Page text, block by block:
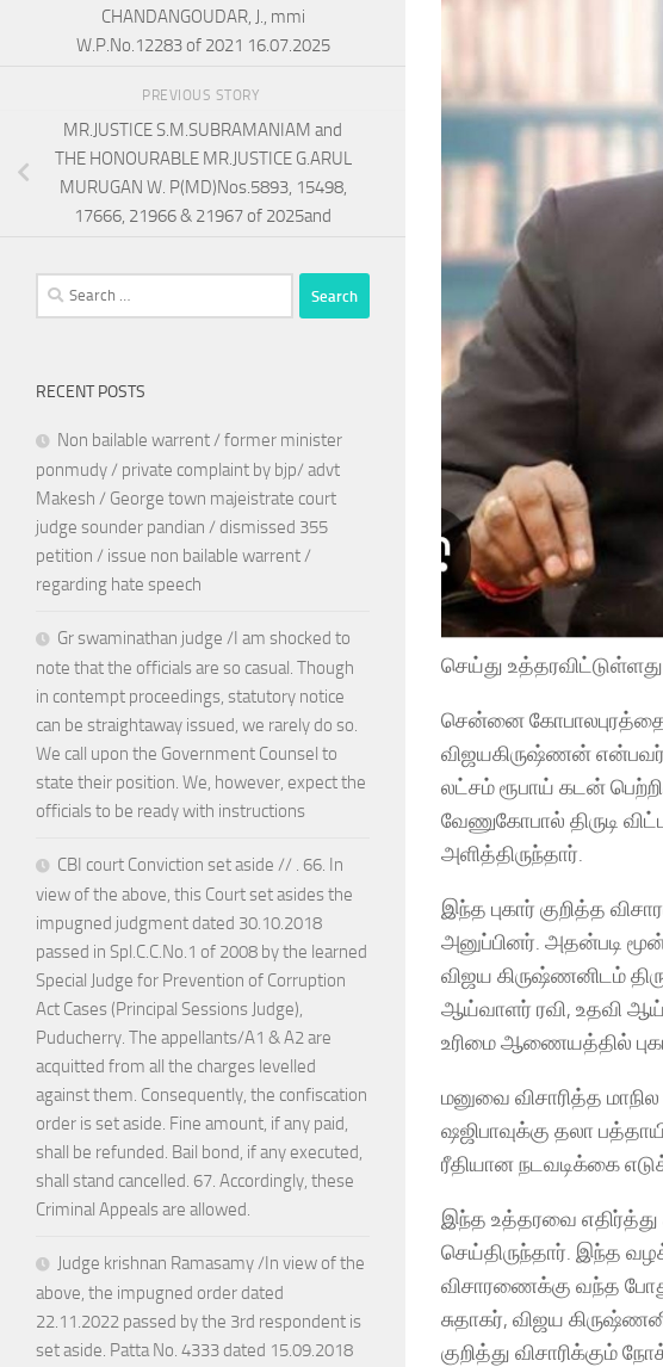
செய்து
சென்னை
விஜயகிருஷ்ணன்
லட்சம் ரூபாய் கடன்
வேணுகோபால் திருடி
அளித்திருந்தார்.
இந்த புகார் குறித்த
அனுப்பினர். அதன்படி
விஜய கிருஷ்ணனிடம்
ஆய்வாளர் ரவி, உதவி
உரிமை ஆணையத்தில்
மனுவை விசாரித்த
ஷஜிபாவுக்கு தலா
ரீதியான நடவடிக்கை
இந்த உத்தரவை
செய்திருந்தார். இந்த
விசாரணைக்கு வந்த
சுதாகர், விஜய
குறித்து விசாரிக்கும்
CHANDANGOUDAR, J., mmi
W.P.No.12283 of 2021 16.07.2025
PREVIOUS STORY
MR.JUSTICE S.M.SUBRAMANIAM and
THE HONOURABLE MR.JUSTICE G.ARUL
MURUGAN W. P(MD)Nos.5893, 15498,
17666, 21966 & 21967 of 2025and
Search
for:
RECENT POSTS
Non bailable warrent / former minister
ponmudy / private complaint by bjp/ advt
Makesh / George town majeistrate court
judge sounder pandian / dismissed 355
petition / issue non bailable warrent /
regarding hate speech
Gr swaminathan judge /I am shocked to
note that the officials are so casual. Though
in contempt proceedings, statutory notice
can be straightaway issued, we rarely do so.
We call upon the Government Counsel to
state their position. We, however, expect the
officials to be ready with instructions
CBI court Conviction set aside // . 66. In
view of the above, this Court set asides the
impugned judgment dated 30.10.2018
passed in Spl.C.C.No.1 of 2008 by the learned
Special Judge for Prevention of Corruption
Act Cases (Principal Sessions Judge),
Puducherry. The appellants/A1 & A2 are
acquitted from all the charges levelled
against them. Consequently, the confiscation
order is set aside. Fine amount, if any paid,
shall be refunded. Bail bond, if any executed,
shall stand cancelled. 67. Accordingly, these
Criminal Appeals are allowed.
Judge krishnan Ramasamy /In view of the
above, the impugned order dated
22.11.2022 passed by the 3rd respondent is
set aside. Patta No. 4333 dated 15.09.2018